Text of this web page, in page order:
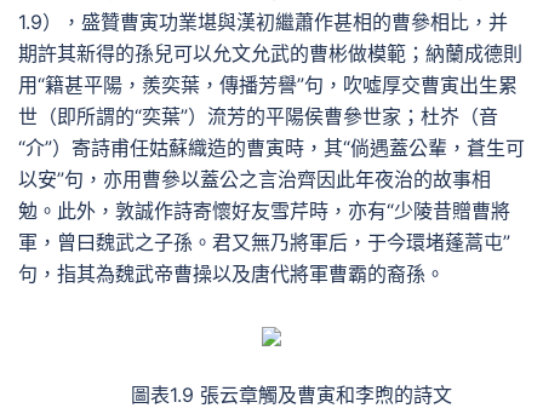
1.9），盛贊曹寅功業堪與漢初繼蕭作甚相的曹參相比，并
期許其新得的孫兒可以允文允武的曹彬做模範；納蘭成德則
用“籍甚平陽，羨奕葉，傳播芳譽”句，吹噓厚交曹寅出生累
世（即所謂的“奕葉”）流芳的平陽侯曹參世家；杜岕（音
“介”）寄詩甫任姑蘇織造的曹寅時，其“倘遇蓋公輩，蒼生可
以安”句，亦用曹參以蓋公之言治齊因此年夜治的故事相
勉。此外，敦誠作詩寄懷好友雪芹時，亦有“少陵昔贈曹將
軍，曾曰魏武之子孫。君又無乃將軍后，于今環堵蓬蒿屯”
句，指其為魏武帝曹操以及唐代將軍曹霸的裔孫。
圖表1.9 張云章觸及曹寅和李煦的詩文